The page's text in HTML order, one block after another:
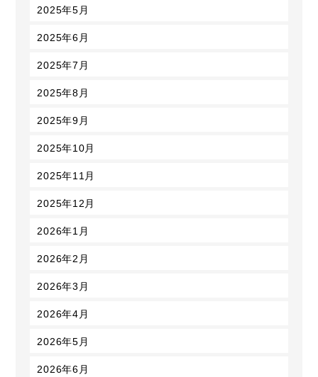
2025年5月
2025年6月
2025年7月
2025年8月
2025年9月
2025年10月
2025年11月
2025年12月
2026年1月
2026年2月
2026年3月
2026年4月
2026年5月
2026年6月